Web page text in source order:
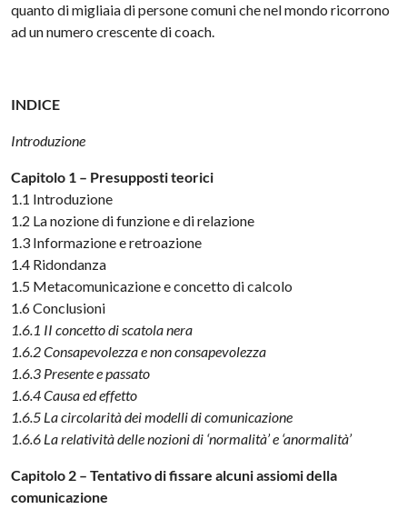
quanto di migliaia di persone comuni che nel mondo ricorrono
ad un numero crescente di coach.
INDICE
Introduzione
Capitolo 1 – Presupposti teorici
1.1 Introduzione
1.2 La nozione di funzione e di relazione
1.3 Informazione e retroazione
1.4 Ridondanza
1.5 Metacomunicazione e concetto di calcolo
1.6 Conclusioni
1.6.1 II concetto di scatola nera
1.6.2 Consapevolezza e non consapevolezza
1.6.3 Presente e passato
1.6.4 Causa ed effetto
1.6.5 La circolarità dei modelli di comunicazione
1.6.6 La relatività delle nozioni di ‘normalità’ e ‘anormalità’
Capitolo 2 – Tentativo di fissare alcuni assiomi della
comunicazione